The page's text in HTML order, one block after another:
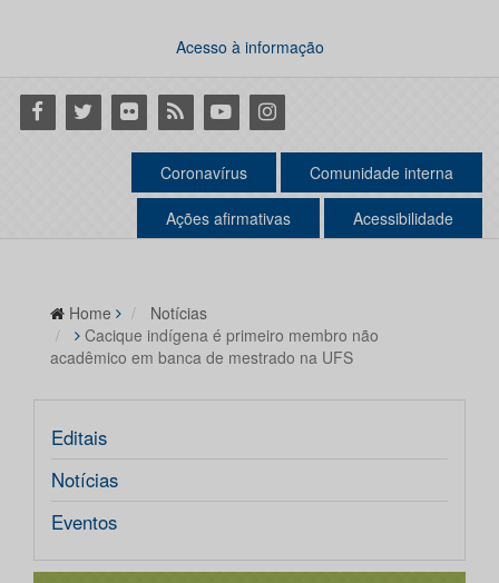
Acesso à informação
Facebook
Twitter Flickr RSS YoutubeInstagram
Coronavírus Comunidade interna
Ações afirmativas Acessibilidade
Home
Notícias
Cacique indígena é primeiro membro não
acadêmico em banca de mestrado na UFS
Editais
Notícias
Eventos